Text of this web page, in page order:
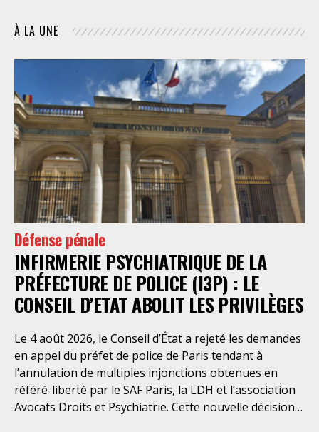
À LA UNE
Défense pénale
INFIRMERIE PSYCHIATRIQUE DE LA
PRÉFECTURE DE POLICE (I3P) : LE
CONSEIL D’ETAT ABOLIT LES PRIVILÈGES
Le 4 août 2026, le Conseil d’État a rejeté les demandes
en appel du préfet de police de Paris tendant à
l’annulation de multiples injonctions obtenues en
référé-liberté par le SAF Paris, la LDH et l’association
Avocats Droits et Psychiatrie. Cette nouvelle décision